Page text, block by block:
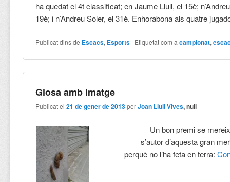
ha quedat el 4t classificat; en Jaume Llull, el 15è;
19è; i n’Andreu Soler, el 31è. Enhorabona als quatre
Publicat dins de Escacs, Esports | Etiquetat com a campionat,
Glosa amb imatge
Publicat el21 de gener de 2013 perJoan Llull Vives, null
Un bon premi se
s’autor d’aquesta gran
perquè no l’ha feta en terra: